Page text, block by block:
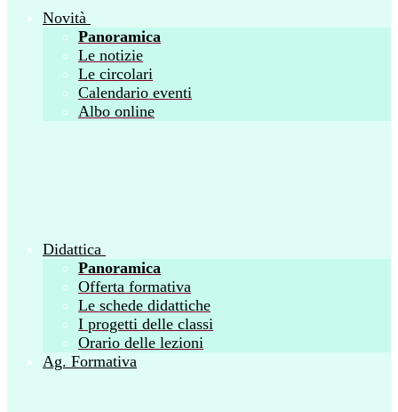
Novità
Panoramica
Le notizie
Le circolari
Calendario eventi
Albo online
Didattica
Panoramica
Offerta formativa
Le schede didattiche
I progetti delle classi
Orario delle lezioni
Ag. Formativa